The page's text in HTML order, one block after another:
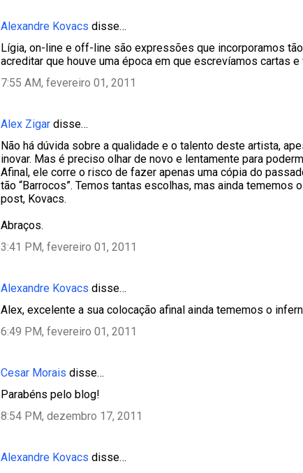
Alexandre Kovacs disse…
Lígia, on-line e off-line são expressões que incorporamos
acreditar que houve uma época em que escrevíamos cartas
7:55 AM, fevereiro 01, 2011
Alex Zigar disse…
Não há dúvida sobre a qualidade e o talento deste artista,
inovar. Mas é preciso olhar de novo e lentamente para
Afinal, ele corre o risco de fazer apenas uma cópia do
tão “Barrocos”. Temos tantas escolhas, mas ainda tememos
post, Kovacs.
Abraços.
3:41 PM, fevereiro 01, 2011
Alexandre Kovacs disse…
Alex, excelente a sua colocação afinal ainda tememos o
6:49 PM, fevereiro 01, 2011
Cesar Morais disse…
Parabéns pelo blog!
8:54 PM, dezembro 17, 2011
Alexandre Kovacs disse…